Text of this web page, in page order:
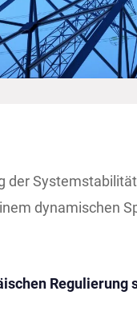
der
dynamischen
Regulierung